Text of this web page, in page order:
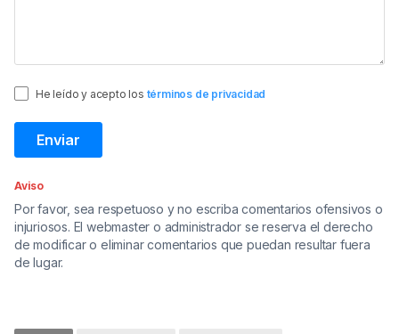
He leído y acepto los términos de privacidad
Aviso
Por favor, sea respetuoso y no escriba comentarios ofensivos o
injuriosos. El webmaster o administrador se reserva el derecho
de modificar o eliminar comentarios que puedan resultar fuera
de lugar.